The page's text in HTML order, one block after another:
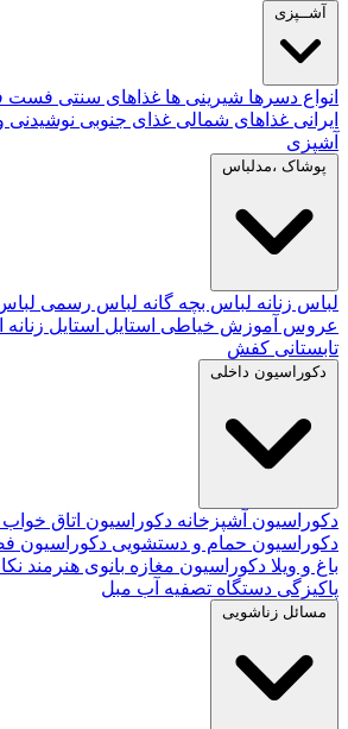
آشــپزی
انواع دسرها شیرینی ها غذاهای سنتی فست
ایرانی غذاهای شمالی غذای جنوبی نوشیدنی
آشپزی
پوشاک ،مدلباس
لباس زنانه لباس بچه گانه لباس رسمی
عروس آموزش خیاطی استایل استایل زنانه
تابستانی کفش
دکوراسیون داخلی
دکوراسیون آشپزخانه دکوراسیون اتاق خواب
دکوراسیون حمام و دستشویی دکوراسیون
باغ و ویلا دکوراسیون مغازه بانوی هنرمند
پاکیزگی دستگاه تصفیه آب مبل
مسائل زناشویی